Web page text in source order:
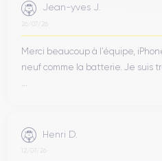
Jean-yves J.
26/07/26
Merci beaucoup à l’équipe,
neuf comme la batterie. Je suis
Henri D.
12/07/26